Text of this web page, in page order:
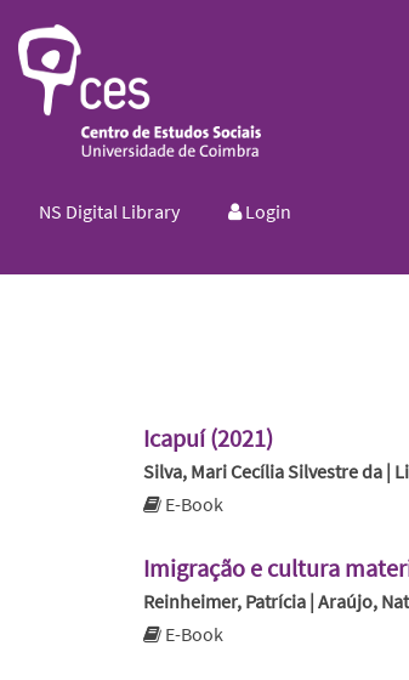
NS Digital Library Login
Icapuí (2021)
Silva, Mari Cecília Silvestre da |
E-Book
Imigração e cultura
Reinheimer, Patrícia | Araújo,
E-Book